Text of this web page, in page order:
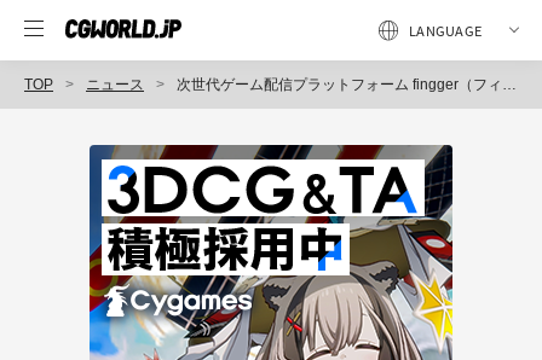
TOP ニュース 次世代ゲーム配信プラットフォーム fingger（フィンガー）、「第1期 インディゲームコレクション for fingger」を開催